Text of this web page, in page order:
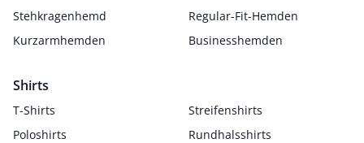
Stehkragenhemd
Regular-Fit-Hemden
Kurzarmhemden
Businesshemden
Shirts
T-Shirts
Streifenshirts
Poloshirts
Rundhalsshirts